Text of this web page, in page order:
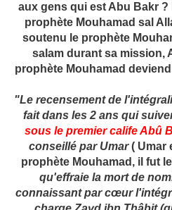
aux gens qui est Abu Bakr
prophète Mouhamad sal
soutenu le prophète
salam durant sa mission,
prophète Mouhamad
"Le recensement de
fait dans les 2 ans qui
sous le premier calife Abû
conseillé par Umar( Umar
prophète Mouhamad, il fut
qu'effraie la mort de
connaissant par cœur